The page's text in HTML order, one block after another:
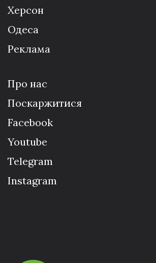
Херсон
Одеса
Реклама
Про нас
Поскаржитися
Facebook
Youtube
Telegram
Instagram